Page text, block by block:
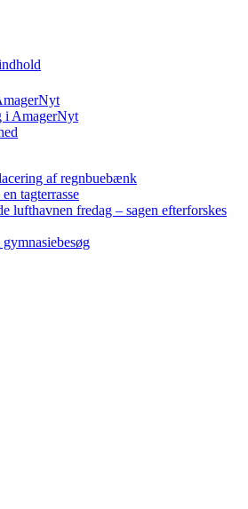
i AmagerNyt
af regnbuebænk
tagterrasse
lufthavnen fredag – sagen efterforskes